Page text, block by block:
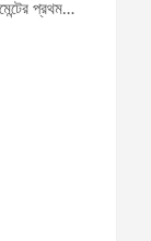
প্রথম…